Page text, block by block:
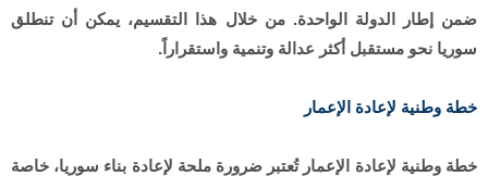
ضمن إطار الدولة الواحدة. من خلال هذا التقسيم، يمكن أن تنطلق
سوريا نحو مستقبل أكثر عدالة وتنمية واستقراراً.
خطة وطنية لإعادة الإعمار
خطة وطنية لإعادة الإعمار تُعتبر ضرورة ملحة لإعادة بناء سوريا، خاصة